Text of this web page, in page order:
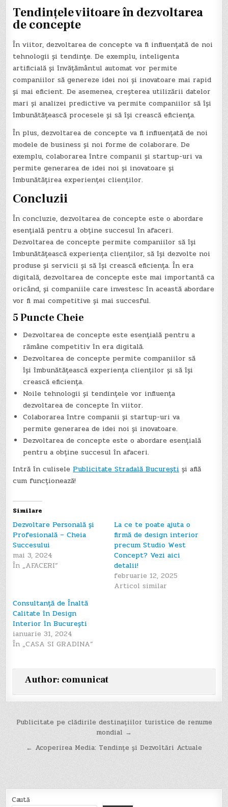
Tendințele viitoare în dezvoltarea
de concepte
În viitor, dezvoltarea de concepte va fi influențată de noi
tehnologii și tendințe. De exemplu, inteligenta
artificială și învățământul automat vor permite
companiilor să genereze idei noi și inovatoare mai rapid
și mai eficient. De asemenea, creșterea utilizării datelor
mari și analizei predictive va permite companiilor să își
îmbunătățească procesele și să își crească eficiența.
În plus, dezvoltarea de concepte va fi influențată de noi
modele de business și noi forme de colaborare. De
exemplu, colaborarea între companii și startup-uri va
permite generarea de idei noi și inovatoare și
îmbunătățirea experienței clienților.
Concluzii
În concluzie, dezvoltarea de concepte este o abordare
esențială pentru a obține succesul în afaceri.
Dezvoltarea de concepte permite companiilor să își
îmbunătățească experiența clienților, să își dezvolte noi
produse și servicii și să își crească eficiența. În era
digitală, dezvoltarea de concepte este mai importantă ca
oricând, și companiile care investesc în această abordare
vor fi mai competitive și mai succesful.
5 Puncte Cheie
Dezvoltarea de concepte este esențială pentru a
rămâne competitiv în era digitală.
Dezvoltarea de concepte permite companiilor să
își îmbunătățească experiența clienților și să își
crească eficiența.
Noile tehnologii și tendințele vor influența
dezvoltarea de concepte în viitor.
Colaborarea între companii și startup-uri va
permite generarea de idei noi și inovatoare.
Dezvoltarea de concepte este o abordare esențială
pentru a obține succesul în afaceri.
Intră în culisele Publicitate Stradală București și află
cum funcționează!
Similare
Dezvoltare Personală și
Profesională – Cheia
Succesului
mai 3, 2024
În „AFACERI”
La ce te poate ajuta o
firmă de design interior
precum Studio West
Concept? Vezi aici
detalii!
februarie 12, 2025
Articol similar
Consultanță de Înaltă
Calitate în Design
Interior în București
ianuarie 31, 2024
În „CASA SI GRADINA”
Author: comunicat
Navigare
articole
Publicitate pe clădirile destinațiilor turistice de renume
mondial →
← Acoperirea Media: Tendințe și Dezvoltări Actuale
Caută